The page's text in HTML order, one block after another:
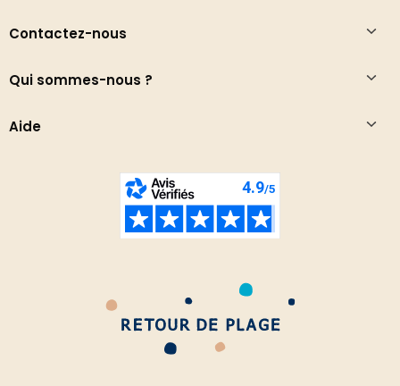
Contactez-nous
Qui sommes-nous ?
Aide